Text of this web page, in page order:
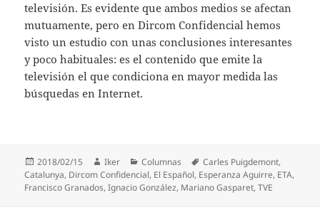
televisión. Es evidente que ambos medios se afectan
mutuamente, pero en Dircom Confidencial hemos
visto un estudio con unas conclusiones interesantes
y poco habituales: es el contenido que emite la
televisión el que condiciona en mayor medida las
búsquedas en Internet.
Publicado
el
2018/02/15 Autor
Iker Categorías
Columnas Etiquetas
Carles Puigdemont,
Catalunya, Dircom Confidencial, El Español, Esperanza Aguirre, ETA,
Francisco Granados,Ignacio González, Mariano Gasparet,TVE